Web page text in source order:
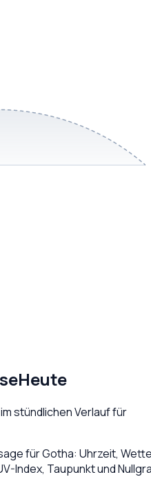
Heute
stündlichen Verlauf für
fürGotha: Uhrzeit,
Index, Taupunkt und